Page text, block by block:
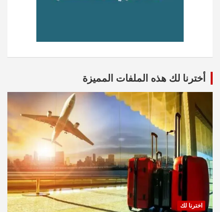
أخترنا لك هذه الملفات المميزة
اخترنا لك